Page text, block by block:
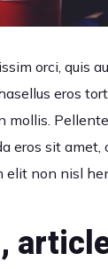
orci, quis
eros
mollis.
eros sit
elit non nisl